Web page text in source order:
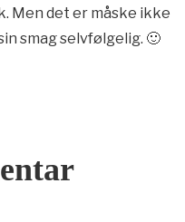
Men det er måske ikke
smag selvfølgelig. 🙂